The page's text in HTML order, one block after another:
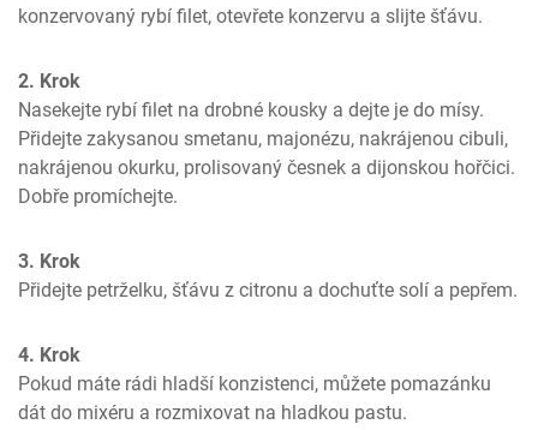
konzervovaný rybí filet, otevřete konzervu a slijte šťávu.
2. Krok
Nasekejte rybí filet na drobné kousky a dejte je do mísy.
Přidejte zakysanou smetanu, majonézu, nakrájenou cibuli,
nakrájenou okurku, prolisovaný česnek a dijonskou hořčici.
Dobře promíchejte.
3. Krok
Přidejte petrželku, šťávu z citronu a dochuťte solí a pepřem.
4. Krok
Pokud máte rádi hladší konzistenci, můžete pomazánku
dát do mixéru a rozmixovat na hladkou pastu.